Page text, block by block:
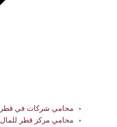
محامي شركات في قطر
محامي مركز قطر للمال